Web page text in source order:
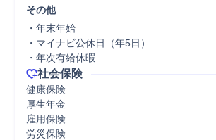
その他
・年末年始
・マイナビ公休日（年5日）
・年次有給休暇
社会保険
健康保険
厚生年金
雇用保険
労災保険